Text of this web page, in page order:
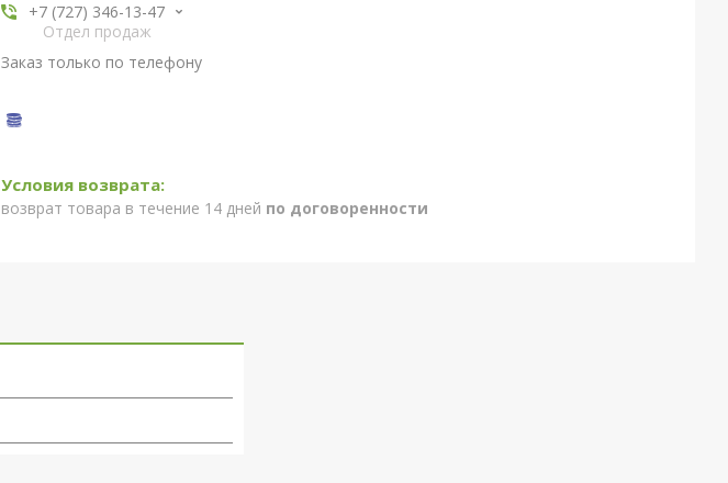
+7 (727) 346-13-47
Отдел продаж
Заказ только по телефону
возврат товара в течение 14 дней по договоренности